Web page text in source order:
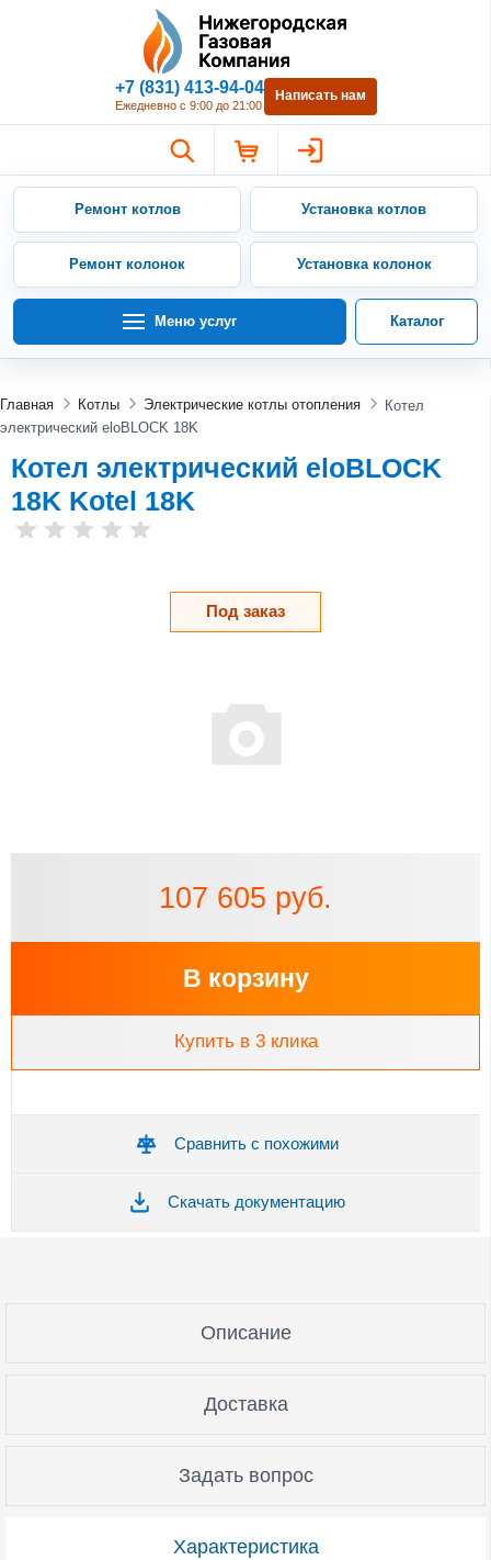
Нижегородская Газовая
+7 (831) 413-94-04
Ежедневно с 9:00 до 21:00
Написать нам
Ремонт котлов Установка котлов
Ремонт колонок Установка колонок
Меню услуг Каталог
Главная Котлы Электрические котлы отопления
Котел
электрический eloBLOCK 18K
Котел электрический eloBLOCK
18K Kotel 18K
Под заказ
107 605 руб.
В корзину
Купить в 3 клика
Сравнить с похожими
Скачать документацию
Характеристика
Описание
Доставка
Задать вопрос